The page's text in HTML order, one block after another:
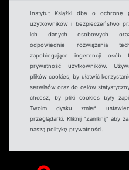
Instytut Książki dba o ochronę
użytkowników i bezpieczeństwo
ich danych osobowych
odpowiednie rozwiązania
zapobiegające ingerencji osób
prywatność użytkowników.
plików cookies, by ułatwić
serwisów oraz do celów
chcesz, by pliki cookies były
Twoim dysku zmień
przeglądarki. Kliknij "Zamknij" aby
naszą politykę prywatności.